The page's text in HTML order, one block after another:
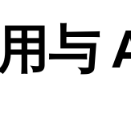
与